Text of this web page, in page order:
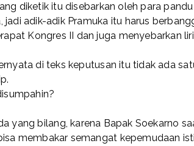
diketik itu disebarkan oleh para
jadi adik-adik Pramuka itu harus
Kongres II dan juga menyebarkan
di teks keputusan itu tidak ada
yang bilang, karena Bapak Soekarno
membakar semangat kepemudaan